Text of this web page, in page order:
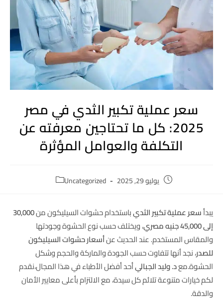
سعر عملية تكبير الثدي في مصر
2025: كل ما تحتاجين معرفته عن
التكلفة والعوامل المؤثرة
يوليو 29, 2025 Uncategorized
يبدأسعر عملية تكبير الثديباستخدام حشوات السيليكون من30,000
إلى 45,000 جنيه مصري
، ويختلف حسب نوع الحشوة وجودتها
والمقاس المستخدم. عند الحديث عنأسعار حشوات السيليكون
للصدر، نجد أنها تتفاوت حسب الجودة والماركة والحجم وشكل
الحشوة.معد. وليد الجباليأحد أفضل الأطباء في هذا المجال،نقدم
لكم خيارات متنوعة تلائم كل سيدة، مع الالتزام بأعلى معايير الأمان
والدقة.